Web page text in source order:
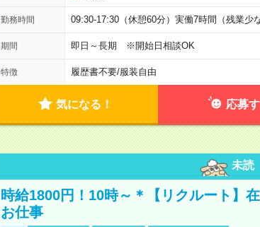
勤務時間 09:30-17:30（休憩60分）実働7時間（残業少
期間 即日～長期 ※開始日相談OK
特徴 履歴書不要/服装自由
気になる！ 応募
未読
時給1800円！10時～＊【リクルート】
お仕事